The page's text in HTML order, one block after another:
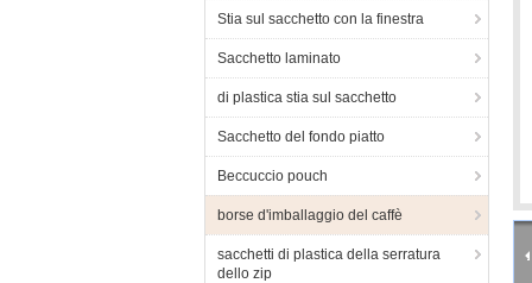
Stia sul sacchetto con la finestra
Sacchetto laminato
di plastica stia sul sacchetto
Sacchetto del fondo piatto
Beccuccio pouch
borse d'imballaggio del caffè
sacchetti di plastica della serratura
dello zip